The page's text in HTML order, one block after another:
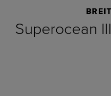
Superocean